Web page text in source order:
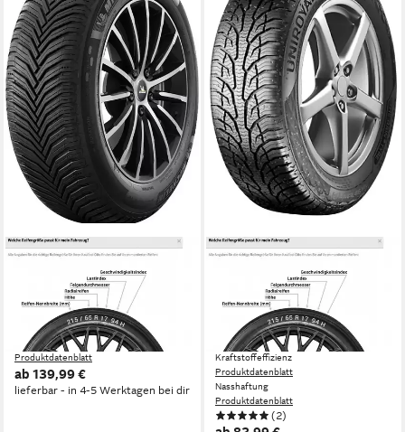
MICHELIN
Michelin Ganzjahresreifen
MICHELIN
Kraftstoffeffizienz
Produktdatenblatt
Nasshaftung
Produktdatenblatt
ab 139,99 €
lieferbar - in 4-5 Werktagen bei dir
UNIROYAL
Ganzjahresreifen
AllSeasonExpert 2, in
verschiedenen Ausführungen
erhältlich
Kraftstoffeffizienz
Produktdatenblatt
Nasshaftung
Produktdatenblatt
(2)